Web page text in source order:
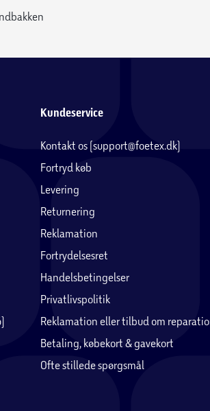
Kundeservice
Kontakt os (support@foetex.dk)
Fortryd køb
Levering
Returnering
Reklamation
Fortrydelsesret
Handelsbetingelser
Privatlivspolitik
Reklamation eller tilbud om
Betaling, købekort & gavekort
Ofte stillede spørgsmål